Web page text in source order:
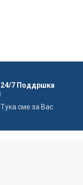
24/7 Поддршка
Тука сме за Вас